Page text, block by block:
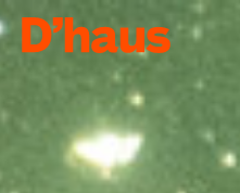
Zum Hauptinhalt springen